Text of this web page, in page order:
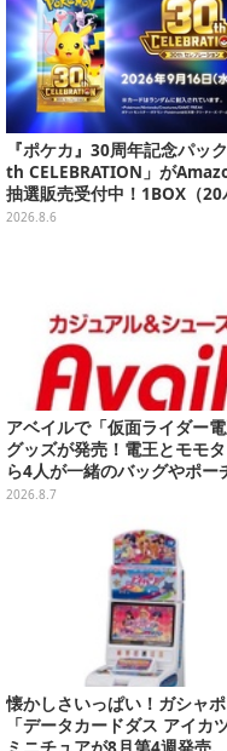
『ポケカ』30周年記念パッ
th CELEBRATION」が
抽選販売受付中！1BOX（20
ク入り）
2026.8.6
アベイルで「仮面ライダー電
グッズが発売！電王とモモ
ら4人が一緒のバッグやポー
収納ボックスも
2026.8.7
懐かしさいっぱい！ガシャ
「データカードダス アイカ